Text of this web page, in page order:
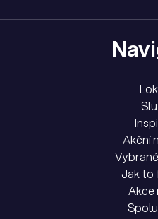
Akční
Jak to
Akce